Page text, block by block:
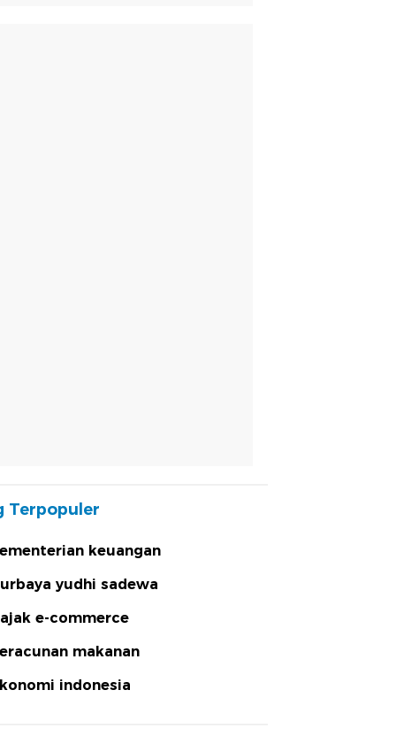
Terpopuler
keuangan
yudhi sadewa
e-commerce
makanan
indonesia